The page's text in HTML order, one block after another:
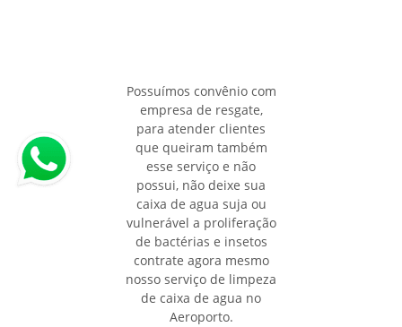
Possuímos convênio com
empresa de resgate,
para atender clientes
que queiram também
esse serviço e não
possui, não deixe sua
caixa de agua suja ou
vulnerável a proliferação
de bactérias e insetos
contrate agora mesmo
nosso serviço de limpeza
de caixa de agua no
Aeroporto.